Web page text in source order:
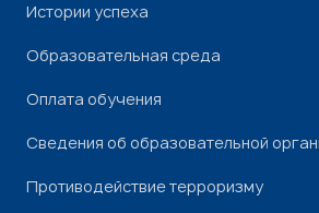
Истории успеха
Образовательная среда
Оплата обучения
Сведения об образовательной
Противодействие терроризму